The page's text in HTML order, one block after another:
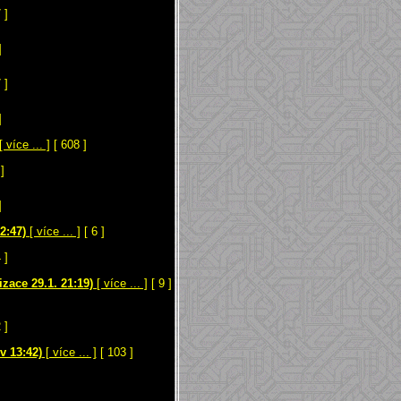
]
]
více ... ] [ 608 ]
[ více ... ] [ 6 ]
]
29.1. 21:19) [ více ... ] [ 9 ]
]
13:42)[ více ... ] [ 103 ]